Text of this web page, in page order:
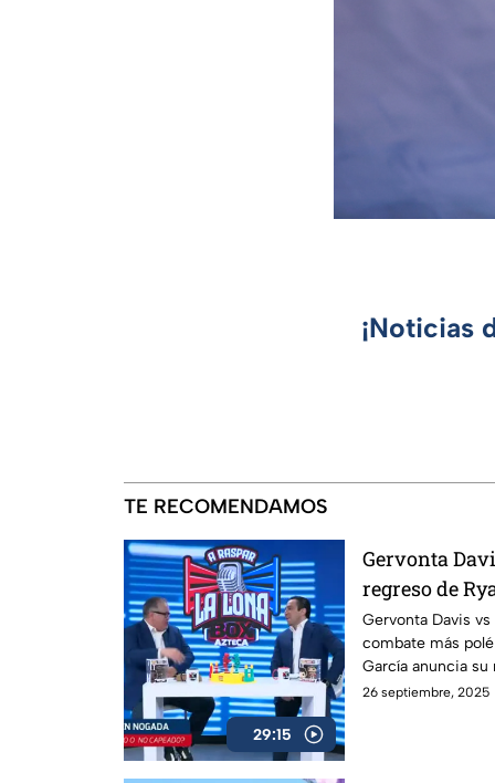
¡Noticias
TE RECOMENDAMOS
29:15
Gervonta
regreso de
Lona
Gervonta Davis
combate más
García anuncia
revancha.
26 septiembre, 2025